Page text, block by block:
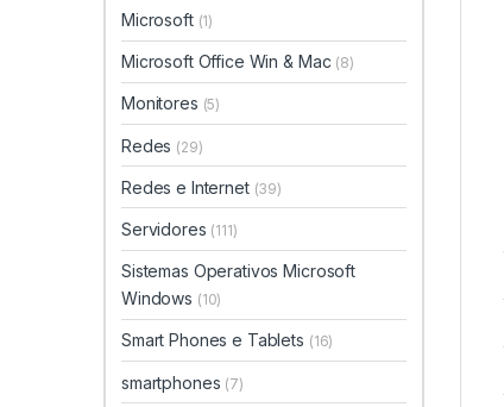
Microsoft (1)
Microsoft Office Win & Mac (8)
Monitores (5)
Redes (29)
Redes e Internet (39)
Servidores (111)
Sistemas Operativos Microsoft
Windows (10)
Smart Phones e Tablets (16)
smartphones (7)